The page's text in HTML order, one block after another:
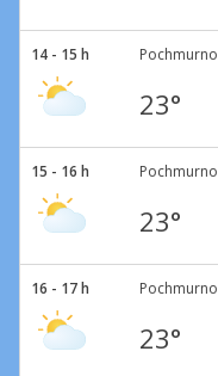
14 - 15 h Pochmurno
23°
15 - 16 h Pochmurno
23°
16 - 17 h Pochmurno
23°